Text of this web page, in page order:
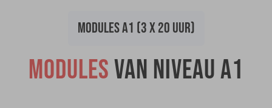
MODULES A1 (3 X 20 UUR)
Modulesvan niveau A1